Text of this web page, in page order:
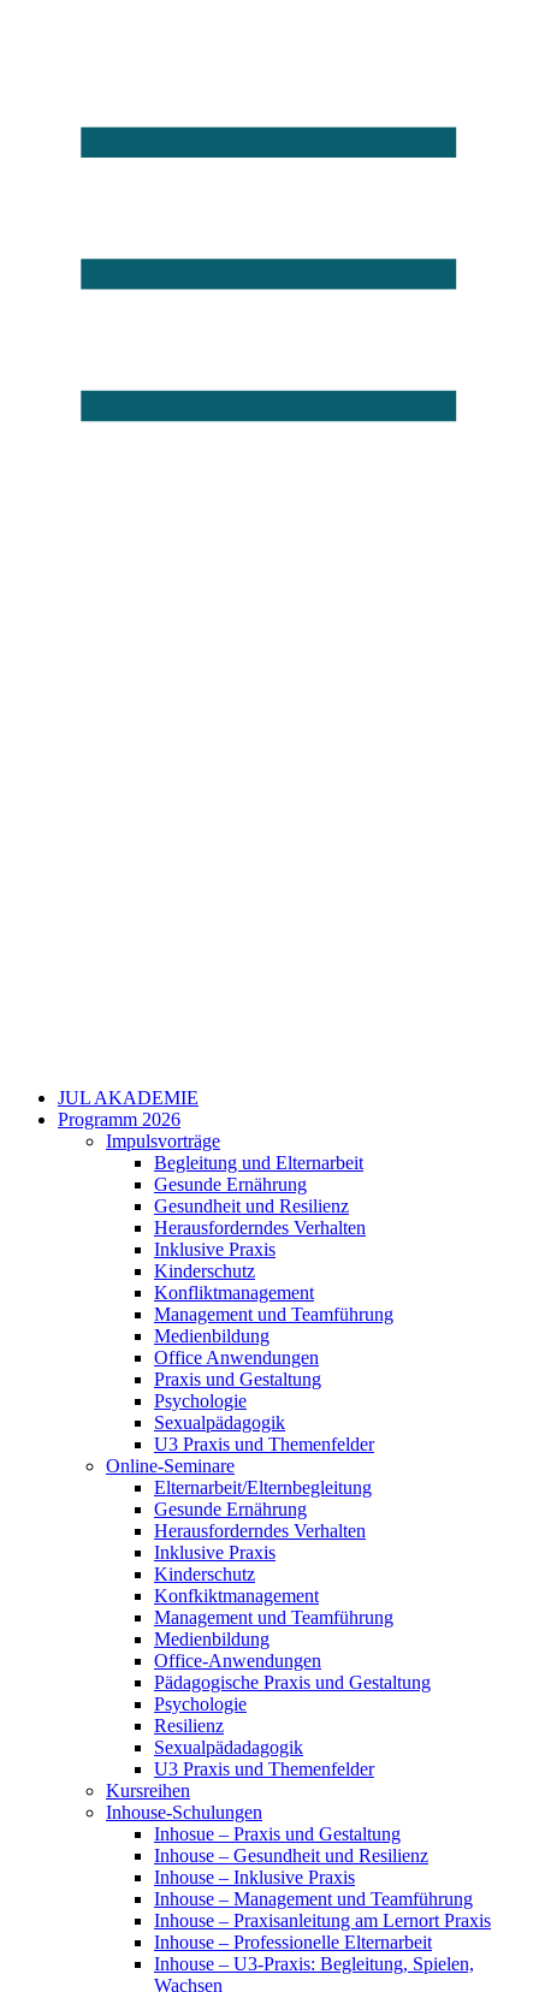
JUL AKADEMIE
Programm 2026
Impulsvorträge
Begleitung und Elternarbeit
Gesunde Ernährung
Gesundheit und Resilienz
Herausforderndes Verhalten
Inklusive Praxis
Kinderschutz
Konfliktmanagement
Management und Teamführung
Medienbildung
Office Anwendungen
Praxis und Gestaltung
Psychologie
Sexualpädagogik
U3 Praxis und Themenfelder
Online-Seminare
Elternarbeit/Elternbegleitung
Gesunde Ernährung
Herausforderndes Verhalten
Inklusive Praxis
Kinderschutz
Konfkiktmanagement
Management und Teamführung
Medienbildung
Office-Anwendungen
Pädagogische Praxis und Gestaltung
Psychologie
Resilienz
Sexualpädadagogik
U3 Praxis und Themenfelder
Kursreihen
Inhouse-Schulungen
Inhosue – Praxis und Gestaltung
Inhouse – Gesundheit und Resilienz
Inhouse – Inklusive Praxis
Inhouse – Management und Teamführung
Inhouse – Praxisanleitung am Lernort Praxis
Inhouse – Professionelle Elternarbeit
Inhouse – U3-Praxis: Begleitung, Spielen,
Wachsen